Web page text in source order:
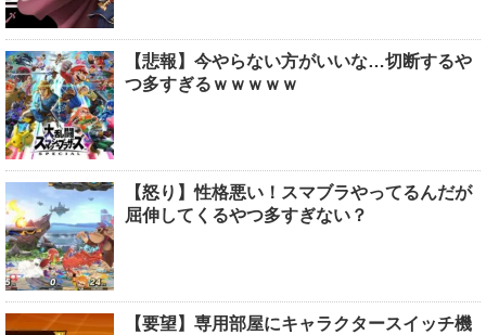
【悲報】今やらない方がいいな…切断するや
つ多すぎるｗｗｗｗｗ
【怒り】性格悪い！スマブラやってるんだが
屈伸してくるやつ多すぎない？
【要望】専用部屋にキャラクタースイッチ機